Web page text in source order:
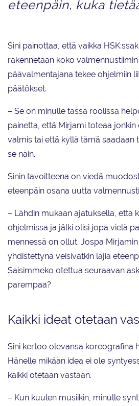
eteenpäin, kuka
Sini painottaa, että vaikka
rakennetaan koko
päävalmentajana tekee ohjelmiin
päätökset.
– Se on minulle tässä roolissa
painetta, että Mirjami toteaa
valmis tai että kyllä tämä saadaan
se näin.
Sinin tavoitteena on viedä
eteenpäin osana uutta
– Lähdin mukaan ajatuksella, että
ohjelmissa ja jälki olisi jopa vielä
mennessä on ollut. Jospa
yhdistettynä veisivätkin lajia
Saisimmeko otettua seuraavan
parempaa?
Kaikki ideat otetaan
Sini kertoo olevansa koreografina
Hänelle mikään idea ei ole
kaikki otetaan vastaan.
– Kun kuulen musiikin, minulle